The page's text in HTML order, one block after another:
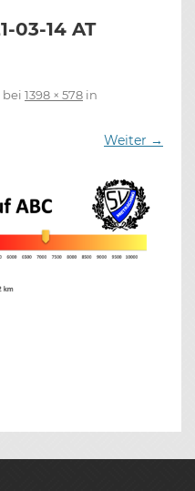
03-14 AT
bei 1398 × 578 in
Weiter →